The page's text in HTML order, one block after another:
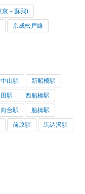
京－蘇我)
京成松戸線
山駅 新船橋駅
駅 西船橋駅
台駅 船橋駅
前原駅 馬込沢駅